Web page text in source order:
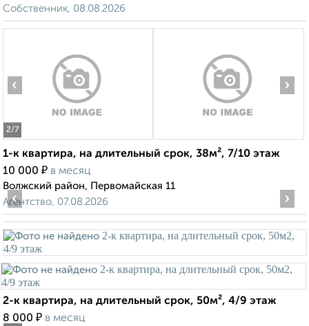
Собственник, 08.08.2026
2/7
‹ ›
1-к квартира, на длительный срок, 38м², 7/10 этаж
10 000 ₽ в месяц
Волжский район, Первомайская 11
Агентство, 07.08.2026
‹ ›
2-к квартира, на длительный срок, 50м², 4/9 этаж
8 000 ₽ в месяц